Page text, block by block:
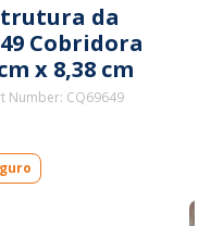
da
Cobridora
x 8,38 cm
Number: CQ69649